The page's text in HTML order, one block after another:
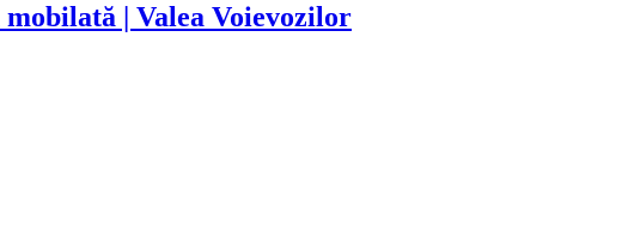
| Valea Voievozilor